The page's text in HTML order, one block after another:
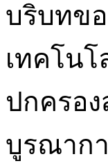
บริบทข
เทคโน
ปกครอ
บูรณาก